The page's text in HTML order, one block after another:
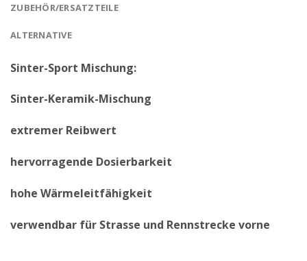
ZUBEHÖR/ERSATZTEILE
ALTERNATIVE
Sinter-Sport Mischung:
Sinter-Keramik-Mischung
extremer Reibwert
hervorragende Dosierbarkeit
hohe Wärmeleitfähigkeit
verwendbar für Strasse und Rennstrecke vorne